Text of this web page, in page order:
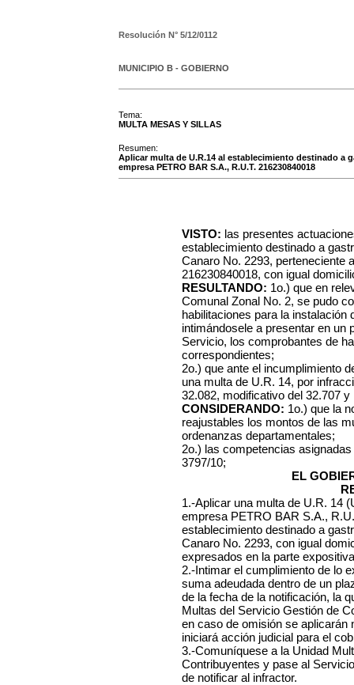
Resolución N° 5/12/0112
MUNICIPIO B - GOBIERNO
Tema:
MULTA MESAS Y SILLAS
Resumen:
Aplicar multa de U.R.14 al establecimiento destinado a
empresa PETRO BAR S.A., R.U.T. 216230840018
VISTO: las presentes
establecimiento destinado a
Canaro No. 2293, perteneciente
216230840018, con igual
RESULTANDO: 1o.) que en
Comunal Zonal No. 2, se pudo
habilitaciones para la
intimándosele a presentar en un
Servicio, los comprobantes de
correspondientes;
2o.) que ante el incumplimiento
una multa de U.R. 14, por
32.082, modificativo del 32.707
CONSIDERANDO: 1o.) que la
reajustables los montos de las
ordenanzas departamentales;
2o.) las competencias
3797/10;
EL
1.-Aplicar una multa de U.R. 14
empresa PETRO BAR S.A.,
establecimiento destinado a
Canaro No. 2293, con igual
expresados en la parte
2.-Intimar el cumplimiento de lo
suma adeudada dentro de un
de la fecha de la notificación, la
Multas del Servicio Gestión de
en caso de omisión se
iniciará acción judicial para el
3.-Comuníquese a la Unidad
Contribuyentes y pase al
de notificar al infractor.